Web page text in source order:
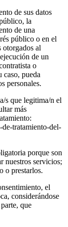
de sus datos
la
de una
público o en el
otorgados al
de un
o
caso, pueda
personales.
s que legitima/n el
más
tratamiento-del-
porque son
nuestros servicios;
o prestarlos.
el
considerándose
que